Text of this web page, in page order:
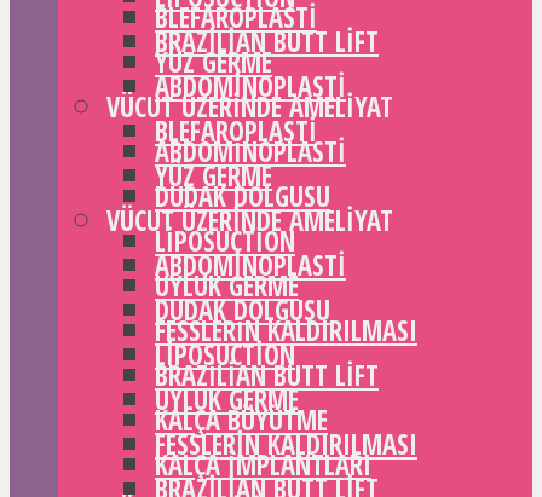
BLEFAROPLASTI
YÜZ GERME
VÜCUT ÜZERINDE AMELIYAT
ABDOMINOPLASTI
DUDAK DOLGUSU
LIPOSUCTION
UYLUK GERME
FESSLERIN KALDIRILMASI
BRAZILIAN BUTT LIFT
KALÇA BÜYÜTME
KALÇA IMPLANTLARI
BRAZILIAN BUTT LIFT
ABDOMINOPLASTI
BLEFAROPLASTI
YÜZ GERME
VÜCUT ÜZERINDE AMELIYAT
ABDOMINOPLASTI
DUDAK DOLGUSU
LIPOSUCTION
UYLUK GERME
FESSLERIN KALDIRILMASI
BRAZILIAN BUTT LIFT